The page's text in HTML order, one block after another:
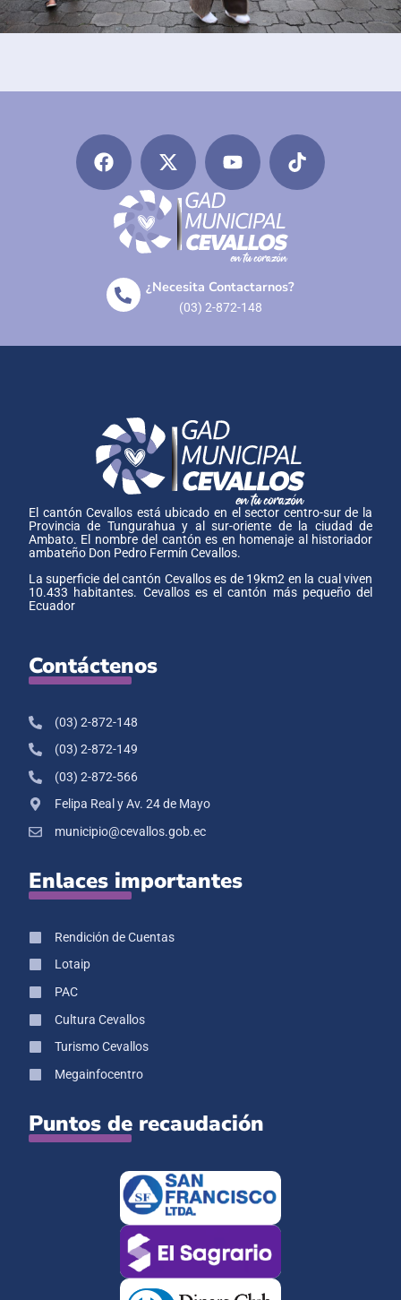
¿Necesita Contactarnos?
(03) 2-872-148
El cantón Cevallos está ubicado en el sector centro-sur de la
Provincia de Tungurahua y al sur-oriente de la ciudad de
Ambato. El nombre del cantón es en homenaje al historiador
ambateño Don Pedro Fermín Cevallos.
La superficie del cantón Cevallos es de 19km2 en la cual viven
10.433 habitantes. Cevallos es el cantón más pequeño del
Ecuador
Contáctenos
(03) 2-872-148
(03) 2-872-149
(03) 2-872-566
Felipa Real y Av. 24 de Mayo
municipio@cevallos.gob.ec
Enlaces importantes
Rendición de Cuentas
Lotaip
PAC
Cultura Cevallos
Turismo Cevallos
Megainfocentro
Puntos de recaudación